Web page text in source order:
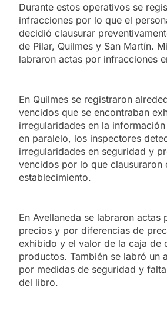
Durante estos operativos se
infracciones por lo que el
decidió clausurar
de Pilar, Quilmes y San Martín.
labraron actas por infracciones
En Quilmes se registraron
vencidos que se encontraban
irregularidades en la
en paralelo, los inspectores
irregularidades en seguridad y
vencidos por lo que clausuraron
establecimiento.
En Avellaneda se labraron actas
precios y por diferencias de
exhibido y el valor de la caja de
productos. También se labró un
por medidas de seguridad y
del libro.